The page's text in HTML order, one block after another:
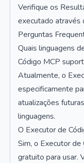
Verifique os
executado através
Perguntas
Quais linguagens
Código MCP
Atualmente, o
especificamente
atualizações
linguagens.
O Executor de
Sim, o Executor
gratuito para usar.